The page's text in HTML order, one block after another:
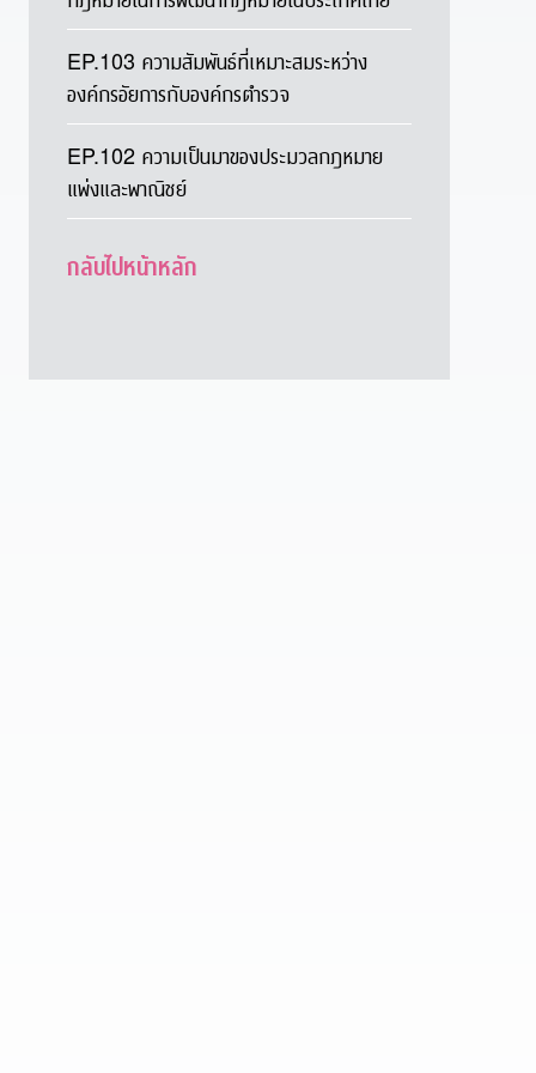
EP.103 ความสัมพันธ์ที่เหมาะสมระหว่าง
องค์กรอัยการกับองค์กรตำรวจ
EP.102 ความเป็นมาของประมวลกฎหมาย
แพ่งและพาณิชย์
กลับไปหน้าหลัก